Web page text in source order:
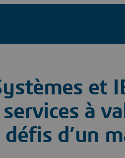
et
à
d’un